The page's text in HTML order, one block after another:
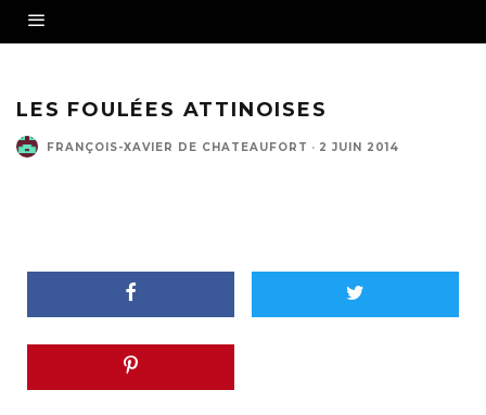
LES FOULÉES ATTINOISES
FRANÇOIS-XAVIER DE CHATEAUFORT · 2 JUIN 2014